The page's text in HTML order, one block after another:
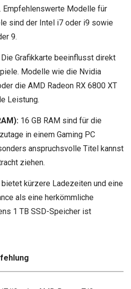
Empfehlenswerte Modelle für
sind der Intel i7 oder i9 sowie
9.
Die Grafikkarte beeinflusst direkt
Modelle wie die Nvidia
die AMD Radeon RX 6800 XT
Leistung.
16 GB RAM sind für die
in einem Gaming PC
anspruchsvolle Titel kannst
ziehen.
bietet kürzere Ladezeiten und eine
als eine herkömmliche
1 TB SSD-Speicher ist